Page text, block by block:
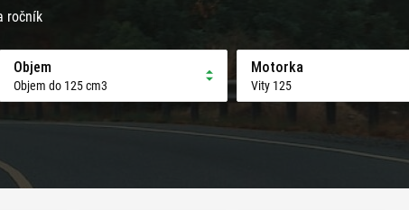
ročník
Objem
Objem do 125 cm3
Motorka
Vity 125